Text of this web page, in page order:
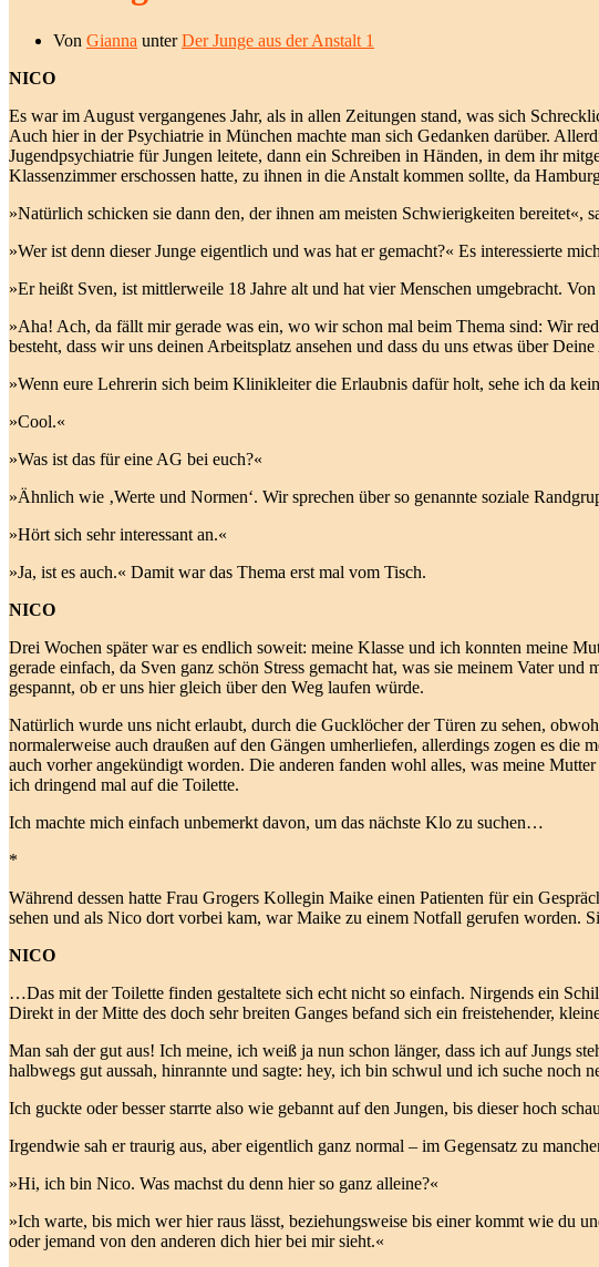
Von Gianna unterDer Junge aus der Anstalt 1
NICO
Es war im August vergangenes Jahr, als in allen Zeitungen stand, was sich
Auch hier in der Psychiatrie in München machte man sich Gedanken darüber.
Jugendpsychiatrie für Jungen leitete, dann ein Schreiben in Händen, in dem ihr
Klassenzimmer erschossen hatte, zu ihnen in die Anstalt kommen sollte, da
»Natürlich schicken sie dann den, der ihnen am meisten Schwierigkeiten bereitet«,
»Wer ist denn dieser Junge eigentlich und was hat er gemacht?« Es interessierte
»Er heißt Sven, ist mittlerweile 18 Jahre alt und hat vier Menschen umgebracht.
»Aha! Ach, da fällt mir gerade was ein, wo wir schon mal beim Thema sind: Wir
besteht, dass wir uns deinen Arbeitsplatz ansehen und dass du uns etwas über
»Wenn eure Lehrerin sich beim Klinikleiter die Erlaubnis dafür holt, sehe ich da
»Cool.«
»Was ist das für eine AG bei euch?«
»Ähnlich wie ‚Werte und Normen‘. Wir sprechen über so genannte soziale
»Hört sich sehr interessant an.«
»Ja, ist es auch.« Damit war das Thema erst mal vom Tisch.
NICO
Drei Wochen später war es endlich soweit: meine Klasse und ich konnten meine
gerade einfach, da Sven ganz schön Stress gemacht hat, was sie meinem Vater
gespannt, ob er uns hier gleich über den Weg laufen würde.
Natürlich wurde uns nicht erlaubt, durch die Gucklöcher der Türen zu sehen,
normalerweise auch draußen auf den Gängen umherliefen, allerdings zogen es
auch vorher angekündigt worden. Die anderen fanden wohl alles, was meine
ich dringend mal auf die Toilette.
Ich machte mich einfach unbemerkt davon, um das nächste Klo zu suchen…
*
Während dessen hatte Frau Grogers Kollegin Maike einen Patienten für ein
sehen und als Nico dort vorbei kam, war Maike zu einem Notfall gerufen worden.
NICO
…Das mit der Toilette finden gestaltete sich echt nicht so einfach. Nirgends ein
Direkt in der Mitte des doch sehr breiten Ganges befand sich ein freistehender,
Man sah der gut aus! Ich meine, ich weiß ja nun schon länger, dass ich auf Jungs
halbwegs gut aussah, hinrannte und sagte: hey, ich bin schwul und ich suche noch
Ich guckte oder besser starrte also wie gebannt auf den Jungen, bis dieser hoch
Irgendwie sah er traurig aus, aber eigentlich ganz normal – im Gegensatz zu
»Hi, ich bin Nico. Was machst du denn hier so ganz alleine?«
»Ich warte, bis mich wer hier raus lässt, beziehungsweise bis einer kommt wie du
oder jemand von den anderen dich hier bei mir sieht.«